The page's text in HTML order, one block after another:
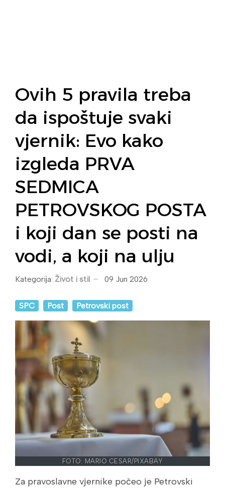
Ovih 5 pravila treba
da ispoštuje svaki
vjernik: Evo kako
izgleda PRVA
SEDMICA
PETROVSKOG POSTA
i koji dan se posti na
vodi, a koji na ulju
Kategorija: Život i stil 09 Jun 2026
SPC Post Petrovski post
FOTO: MARIO CESAR/PIXABAY
Za pravoslavne vjernike počeo je Petrovski